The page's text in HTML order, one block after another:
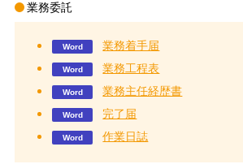
業務委託
業務着手届
業務工程表
業務主任経歴書
完了届
作業日誌